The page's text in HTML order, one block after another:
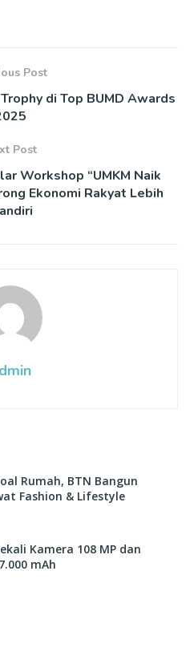
Post
di Top BUMD Awards
Post
Workshop “UMKM Naik
Ekonomi Rakyat Lebih
Rumah, BTN Bangun
Fashion & Lifestyle
Kamera 108 MP dan
mAh